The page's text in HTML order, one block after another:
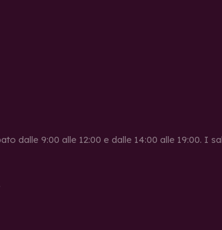
dalle 9:00 alle 12:00 e dalle 14:00 alle 19:00. I